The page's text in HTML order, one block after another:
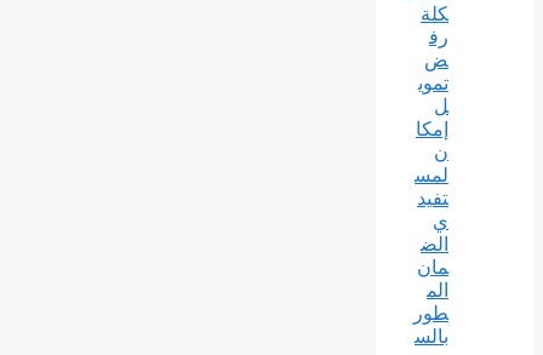
كلة
رف
ض
تموي
ل
إمكا
ن
لمس
تفيد
ي
الض
مان
الم
طور
بالس